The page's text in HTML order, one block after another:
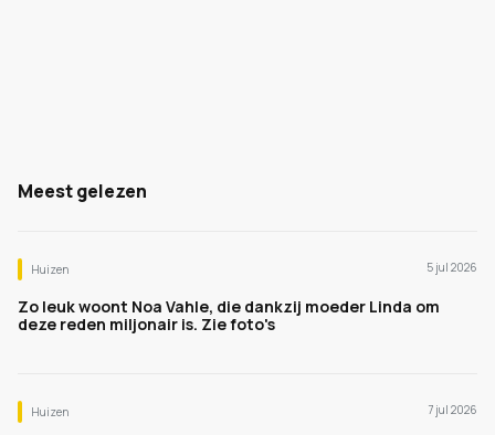
Meest gelezen
Huizen 5 jul 2026
Zo leuk woont Noa Vahle, die dankzij moeder Linda om
deze reden miljonair is. Zie foto's
Huizen 7 jul 2026